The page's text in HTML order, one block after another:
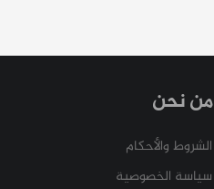
من نحن
الشروط والأحكام
سياسة الخصوصية